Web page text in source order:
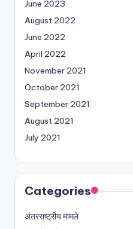
June 2023
August 2022
June 2022
April 2022
November 2021
October 2021
September 2021
August 2021
July 2021
Categories
अंतरराष्ट्रीय मामले